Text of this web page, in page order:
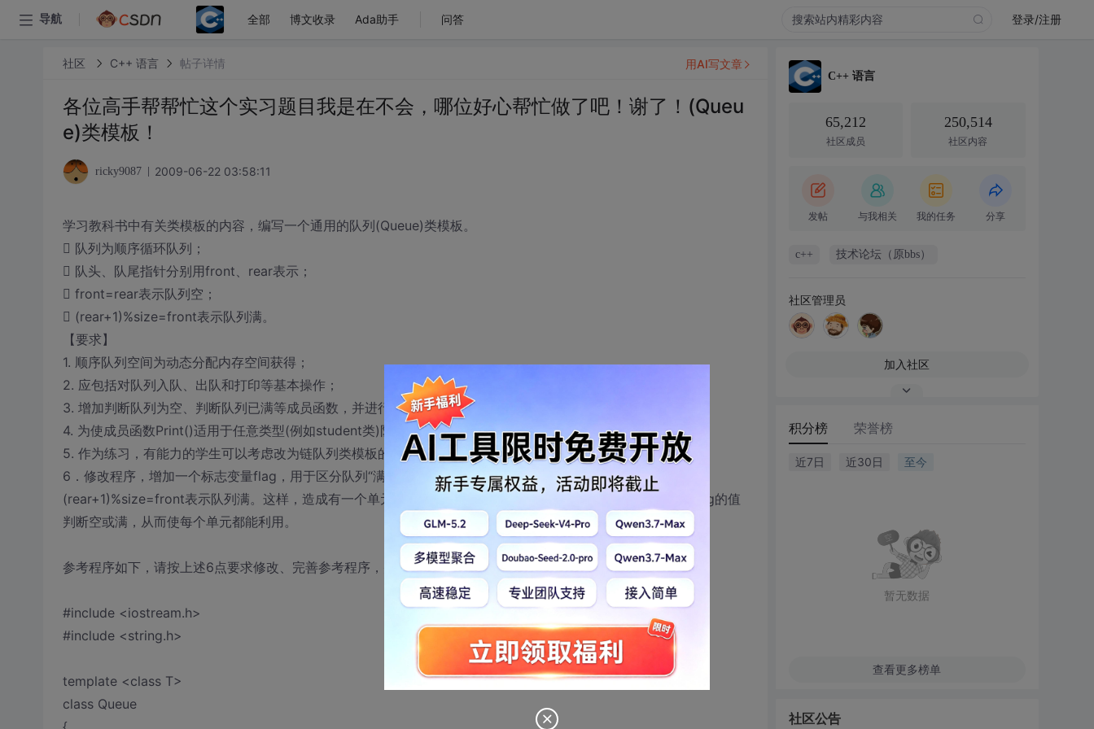
导航 全部 博文收录 Ada助手 问答 登录/注册
社区 C++ 语言 帖子详情
各位高手帮帮忙这个实习题目我是在不会，哪位好心帮忙做了吧！谢了！(Queu
e)类模板！
ricky9087 2009-06-22 03:58:11
学习教科书中有关类模板的内容，编写一个通用的队列(Queue)类模板。
 队列为顺序循环队列；
 队头、队尾指针分别用front、rear表示；
 front=rear表示队列空；
 (rear+1)%size=front表示队列满。
【要求】
1. 顺序队列空间为动态分配内存空间获得；
2. 应包括对队列入队、出队和打印等基本操作；
3. 增加判断队列为空、判断队列已满等成员函数，并进行测试；
4. 为使成员函数Print()适用于任意类型(例如student类)队列，可通过重载<<来解决。
5. 作为练习，有能力的学生可以考虑改为链队列类模板的编程问题。（选做内容）
6．修改程序，增加一个标志变量flag，用于区分队列“满”还是“空”。所给程序中，front= rear表示队列空，
(rear+1)%size=front表示队列满。这样，造成有一个单元空闲不能使用的情况。修改后，当front=rear时，由flag的值
判断空或满，从而使每个单元都能利用。
参考程序如下，请按上述6点要求修改、完善参考程序，并给出测试运行结果。
#include <iostream.h>
#include <string.h>
template <class T>
class Queue
用AI写文章
C++ 语言
65,212
社区成员
250,514
社区内容
发帖 与我相关 我的任务 分享
c++ 技术论坛（原bbs）
社区管理员
加入社区
积分榜 荣誉榜
近7日 近30日 至今
暂无数据
查看更多榜单
社区公告